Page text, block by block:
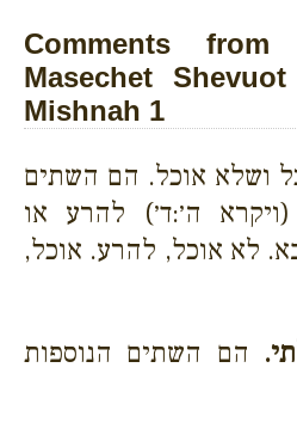
Comments
Masechet
Mishnah 1
ושלא אוכל. הם השתים
ה׳:ד׳) להרע או
לא אוכל, להרע. אוכל,
הם השתים הנוספות